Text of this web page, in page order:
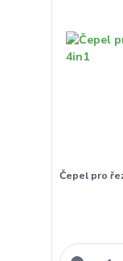
Čepel pro